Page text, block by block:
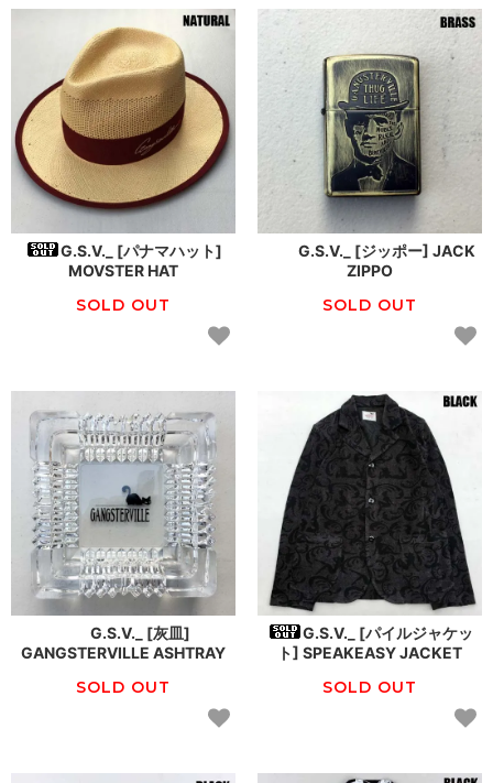
G.S.V._ [パナマハット]
MOVSTER HAT
SOLD OUT
G.S.V._ [ジッポー] JACK
ZIPPO
SOLD OUT
G.S.V._ [灰皿]
GANGSTERVILLE ASHTRAY
SOLD OUT
G.S.V._ [パイルジャケッ
ト] SPEAKEASY JACKET
SOLD OUT